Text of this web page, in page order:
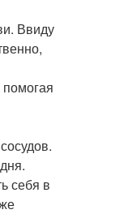
Ввиду
себя в